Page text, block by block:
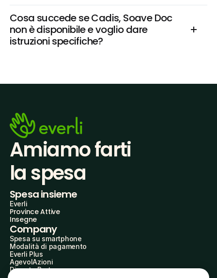
Cosa succede se Cadis, Soave Doc
non è disponibile e voglio dare
istruzioni specifiche?
Amiamo farti
la spesa
Spesa insieme
Everli
Province Attive
Insegne
Company
Spesa su smartphone
Modalità di pagamento
Everli Plus
AgevolAzioni
Diventa Partner